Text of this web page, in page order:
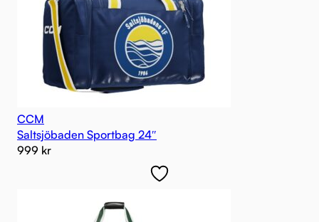
CCM
Saltsjöbaden Sportbag 24″
999 kr